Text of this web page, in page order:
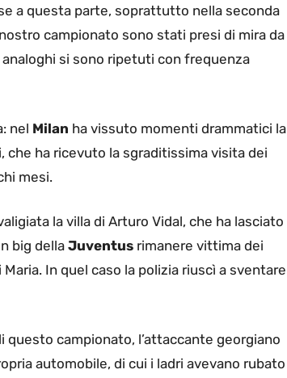
a questa parte, soprattutto nella seconda
campionato sono stati presi di mira da
si sono ripetuti con frequenza
nel Milan ha vissuto momenti drammatici la
che ha ricevuto la sgraditissima visita dei
mesi.
la villa di Arturo Vidal, che ha lasciato
big dellaJuventus rimanere vittima dei
In quel caso la polizia riuscì a sventare
campionato, l’attaccante georgiano
automobile, di cui i ladri avevano rubato